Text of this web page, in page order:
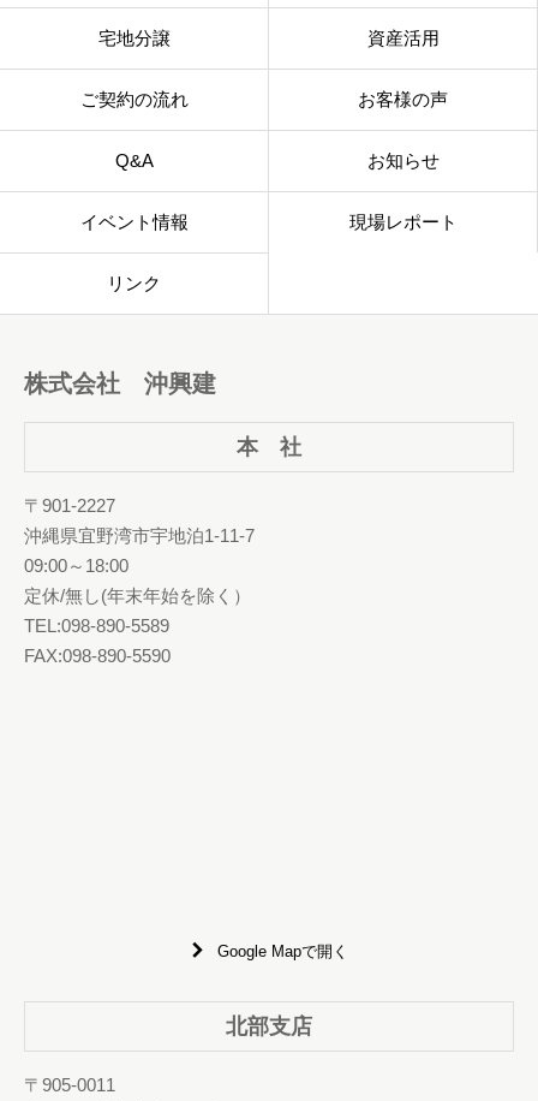
宅地分譲 資産活用
ご契約の流れ お客様の声
Q&A お知らせ
イベント情報 現場レポート
リンク
株式会社 沖興建
本 社
〒901-2227
沖縄県宜野湾市宇地泊1-11-7
09:00～18:00
定休/無し(年末年始を除く）
TEL:098-890-5589
FAX:098-890-5590
Google Mapで開く
北部支店
〒905-0011